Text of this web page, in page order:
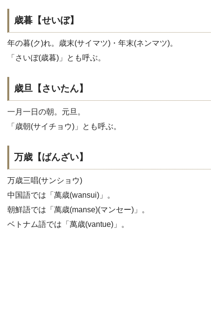
歳暮【せいぼ】
年の暮(ク)れ。歳末(サイマツ)・年末(ネンマツ)。
「さいぼ(歳暮)」とも呼ぶ。
歳旦【さいたん】
一月一日の朝。元旦。
「歳朝(サイチョウ)」とも呼ぶ。
万歳【ばんざい】
万歳三唱(サンショウ)
中国語では「萬歳(wansui)」。
朝鮮語では「萬歳(manse)(マンセー)」。
ベトナム語では「萬歳(vantue)」。